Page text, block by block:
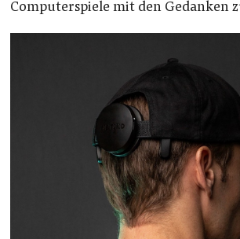
Computerspiele mit den Gedanken